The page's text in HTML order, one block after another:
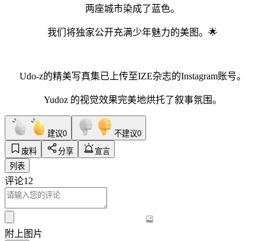
两座城市染成了蓝色。
我们将独家公开充满少年魅力的美图。🌟
Udo-z的精美写真集已上传至IZE杂志的Instagram账号。
Yudoz 的视觉效果完美地烘托了叙事氛围。
建议0 不建议0
废料
分享
宣言
列表
评论12
附上图片